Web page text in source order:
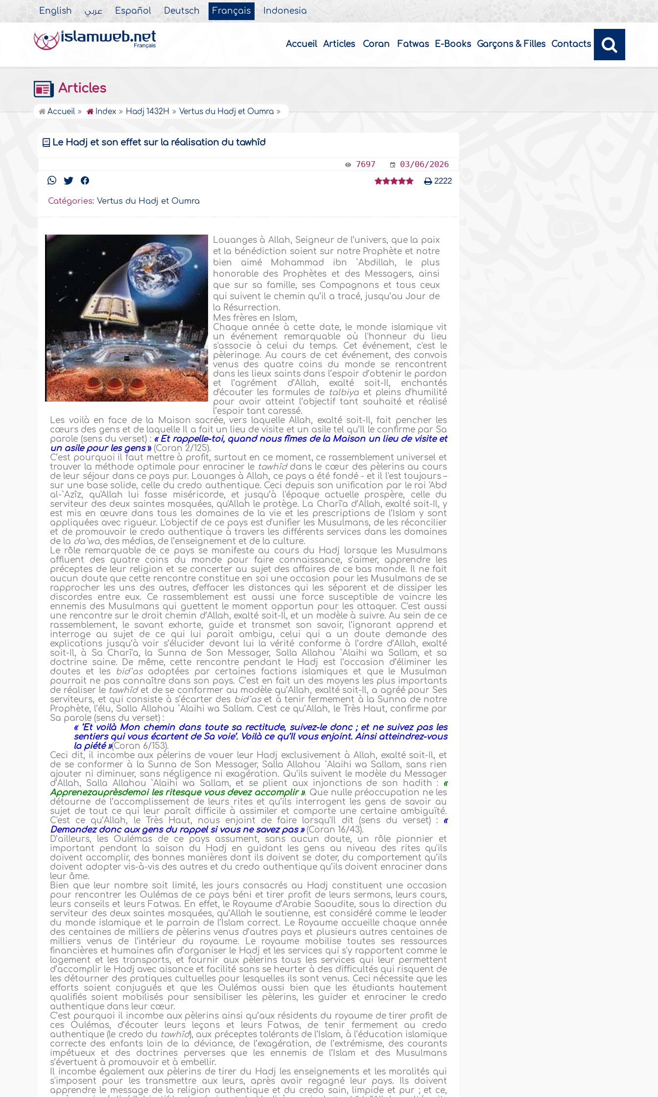
English عربي Español Deutsch Français Indonesia
Accueil Articles Coran Fatwas E-Books Garçons & Filles Contacts
Articles
Accueil Index Hadj 1432H Vertus du Hadj et Oumra
Le Hadj et son effet sur la réalisation du tawhîd
7697 03/06/2026
2222
Catégories: Vertus du Hadj et Oumra
Louanges à Allah, Seigneur de l’univers, que la paix
et la bénédiction soient sur notre Prophète et notre
bien aimé Mohammad ibn `Abdillah, le plus
honorable des Prophètes et des Messagers, ainsi
que sur sa famille, ses Compagnons et tous ceux
qui suivent le chemin qu’il a tracé, jusqu’au Jour de
la Résurrection.
Mes frères en Islam,
Chaque année à cette date, le monde islamique vit
un événement remarquable où l'honneur du lieu
s'associe à celui du temps. Cet événement, c'est le
pèlerinage. Au cours de cet événement, des convois
venus des quatre coins du monde se rencontrent
dans les lieux saints dans l’espoir d’obtenir le pardon
et l’agrément d’Allah, exalté soit-Il, enchantés
d'écouter les formules de talbiya et pleins d'humilité
pour avoir atteint l’objectif tant souhaité et réalisé
l’espoir tant caressé.
Les voilà en face de la Maison sacrée, vers laquelle Allah, exalté soit-Il, fait pencher les
cœurs des gens et de laquelle Il a fait un lieu de visite et un asile tel qu’Il le confirme par Sa
parole (sens du verset) : « Et rappelle-toi, quand nous fîmes de la Maison un lieu de visite et
un asile pour les gens» (Coran 2/125).
C’est pourquoi il faut mettre à profit, surtout en ce moment, ce rassemblement universel et
trouver la méthode optimale pour enraciner le tawhîddans le cœur des pèlerins au cours
de leur séjour dans ce pays pur. Louanges à Allah, ce pays a été fondé - et il l'est toujours –
sur une base solide, celle du credo authentique. Ceci depuis son unification par le roi 'Abd
al-`Azîz, qu'Allah lui fasse miséricorde, et jusqu’à l'époque actuelle prospère, celle du
serviteur des deux saintes mosquées, qu'Allah le protège. La Charî'a d’Allah, exalté soit-Il, y
est mis en œuvre dans tous les domaines de la vie et les prescriptions de l’Islam y sont
appliquées avec rigueur. L'objectif de ce pays est d'unifier les Musulmans, de les réconcilier
et de promouvoir le credo authentique à travers les différents services dans les domaines
de la da`wa, des médias, de l’enseignement et de la culture.
Le rôle remarquable de ce pays se manifeste au cours du Hadj lorsque les Musulmans
affluent des quatre coins du monde pour faire connaissance, s’aimer, apprendre les
préceptes de leur religion et se concerter au sujet des affaires de ce bas monde. Il ne fait
aucun doute que cette rencontre constitue en soi une occasion pour les Musulmans de se
rapprocher les uns des autres, d'effacer les distances qui les séparent et de dissiper les
discordes entre eux. Ce rassemblement est aussi une force susceptible de vaincre les
ennemis des Musulmans qui guettent le moment opportun pour les attaquer. C'est aussi
une rencontre sur le droit chemin d’Allah, exalté soit-Il, et un modèle à suivre. Au sein de ce
rassemblement, le savant exhorte, guide et transmet son savoir, l’ignorant apprend et
interroge au sujet de ce qui lui parait ambigu, celui qui a un doute demande des
explications jusqu’à voir s’élucider devant lui la vérité conforme à l’ordre d’Allah, exalté
soit-Il, à Sa Charî'a, la Sunna de Son Messager, Salla Allahou `Alaihi wa Sallam, et sa
doctrine saine. De même, cette rencontre pendant le Hadj est l’occasion d’éliminer les
doutes et les bid`as adoptées par certaines factions islamiques et que le Musulman
pourrait ne pas connaître dans son pays. C’est en fait un des moyens les plus importants
de réaliser le tawhîdet de se conformer au modèle qu’Allah, exalté soit-Il, a agréé pour Ses
serviteurs, et qui consiste à s’écarter des bid`aset à tenir fermement à la Sunna de notre
Prophète, l’élu, Salla Allahou `Alaihi wa Sallam. C'est ce qu’Allah, le Très Haut, confirme par
Sa parole (sens du verset) :
« ‘Et voilà Mon chemin dans toute sa rectitude, suivez-le donc ; et ne suivez pas les
sentiers qui vous écartent de Sa voie’. Voilà ce qu’Il vous enjoint. Ainsi atteindrez-vous
la piété »(Coran 6/153).
Ceci dit, il incombe aux pèlerins de vouer leur Hadj exclusivement à Allah, exalté soit-Il, et
de se conformer à la Sunna de Son Messager, Salla Allahou `Alaihi wa Sallam, sans rien
ajouter ni diminuer, sans négligence ni exagération. Qu’ils suivent le modèle du Messager
d’Allah, Salla Allahou `Alaihi wa Sallam, et se plient aux injonctions de son hadith : «
Apprenezauprèsdemoi les ritesque vous devez accomplir ». Que nulle préoccupation ne les
détourne de l’accomplissement de leurs rites et qu’ils interrogent les gens de savoir au
sujet de tout ce qui leur paraît difficile à assimiler et comporte une certaine ambiguïté.
C'est ce qu’Allah, le Très Haut, nous enjoint de faire lorsqu'Il dit (sens du verset) : «
Demandez donc aux gens du rappel si vous ne savez pas » (Coran 16/43).
D’ailleurs, les Oulémas de ce pays assument, sans aucun doute, un rôle pionnier et
important pendant la saison du Hadj en guidant les gens au niveau des rites qu'ils
doivent accomplir, des bonnes manières dont ils doivent se doter, du comportement qu’ils
doivent adopter vis-à-vis des autres et du credo authentique qu’ils doivent enraciner dans
leur âme.
Bien que leur nombre soit limité, les jours consacrés au Hadj constituent une occasion
pour rencontrer les Oulémas de ce pays béni et tirer profit de leurs sermons, leurs cours,
leurs conseils et leurs Fatwas. En effet, le Royaume d’Arabie Saoudite, sous la direction du
serviteur des deux saintes mosquées, qu’Allah le soutienne, est considéré comme le leader
du monde islamique et le parrain de l’Islam correct. Le Royaume accueille chaque année
des centaines de milliers de pèlerins venus d’autres pays et plusieurs autres centaines de
milliers venus de l’intérieur du royaume. Le royaume mobilise toutes ses ressources
financières et humaines afin d’organiser le Hadj et les services qui s'y rapportent comme le
logement et les transports, et fournir aux pèlerins tous les services qui leur permettent
d’accomplir le Hadj avec aisance et facilité sans se heurter à des difficultés qui risquent de
les détourner des pratiques cultuelles pour lesquelles ils sont venus. Ceci nécessite que les
efforts soient conjugués et que les Oulémas aussi bien que les étudiants hautement
qualifiés soient mobilisés pour sensibiliser les pèlerins, les guider et enraciner le credo
authentique dans leur cœur.
C’est pourquoi il incombe aux pèlerins ainsi qu’aux résidents du royaume de tirer profit de
ces Oulémas, d’écouter leurs leçons et leurs Fatwas, de tenir fermement au credo
authentique (le credo du tawhîd), aux préceptes tolérants de l’Islam, à l’éducation islamique
correcte des enfants loin de la déviance, de l’exagération, de l’extrémisme, des courants
impétueux et des doctrines perverses que les ennemis de l’Islam et des Musulmans
s’évertuent à promouvoir et à embellir.
Il incombe également aux pèlerins de tirer du Hadj les enseignements et les moralités qui
s'imposent pour les transmettre aux leurs, après avoir regagné leur pays. Ils doivent
apprendre le message de la religion authentique et du credo sain, limpide et pur ; et ce,